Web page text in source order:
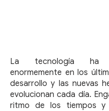
La tecnología ha
enormemente en los
desarrollo y las nuevas
evolucionan cada día.
ritmo de los tiempos y